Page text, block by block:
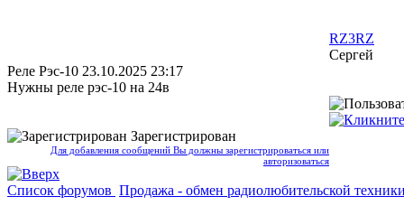
Реле Рэс-10 23.10.2025 23:17
Нужны реле рэс-10 на 24в
RZ3RZ
Сергей
Зарегистрирован
Для добавления сообщений Вы должны зарегистрироваться или
авторизоваться
Список форумов Продажа - обмен радиолюбительской